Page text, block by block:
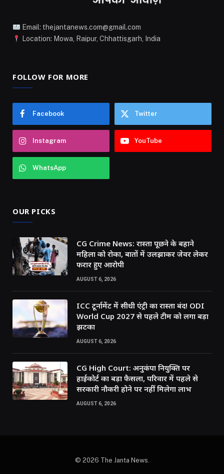
Email: thejantanews.com@gmail.com
Location: Mowa, Raipur, Chhattisgarh, India
FOLLOW FOR MORE
Facebook Twitter
Instagram YouTube
WhatsApp
OUR PICKS
CG Crime News: रास्ता पूछने के बहाने
महिला को रोका, बातों में उलझाकर जेवर लेकर
फरार हुए आरोपी
AUGUST 6, 2026
ICC टूर्नामेंट में सीधी एंट्री का रास्ता बंद! ODI
World Cup 2027 से पहले टीम को लगा बड़ा
झटका
AUGUST 6, 2026
CG High Court: अनुकंपा नियुक्ति पर
हाईकोर्ट का बड़ा फैसला, परिवार में पहले से
सरकारी नौकरी होने पर नहीं मिलेगा लाभ
AUGUST 6, 2026
© 2026 The Janta News.